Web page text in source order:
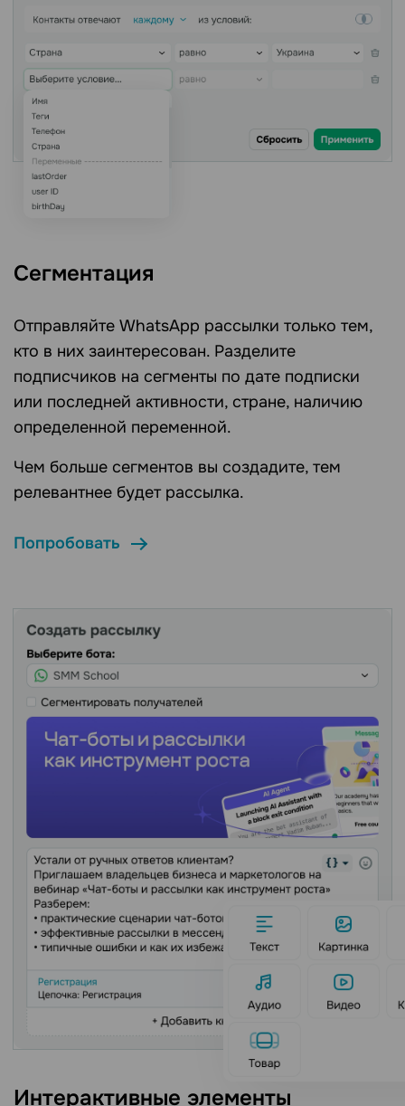
Сегментация
Отправляйте WhatsApp рассылки только тем,
кто в них заинтересован. Разделите
подписчиков на сегменты по дате подписки
или последней активности, стране, наличию
определенной переменной.
Чем больше сегментов вы создадите, тем
релевантнее будет рассылка.
Попробовать
Интерактивные элементы